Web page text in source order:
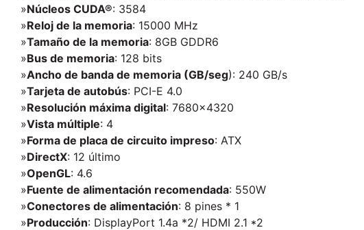
»Núcleos CUDA®: 3584
»Reloj de la memoria: 15000 MHz
»Tamaño de la memoria: 8GB GDDR6
»Bus de memoria: 128 bits
»Ancho de banda de memoria (GB/seg): 240 GB/s
»Tarjeta de autobús: PCI-E 4.0
»Resolución máxima digital: 7680×4320
»Vista múltiple: 4
»Forma de placa de circuito impreso: ATX
»DirectX: 12 último
»OpenGL: 4.6
»Fuente de alimentación recomendada: 550W
»Conectores de alimentación: 8 pines * 1
»Producción: DisplayPort 1.4a *2/ HDMI 2.1 *2